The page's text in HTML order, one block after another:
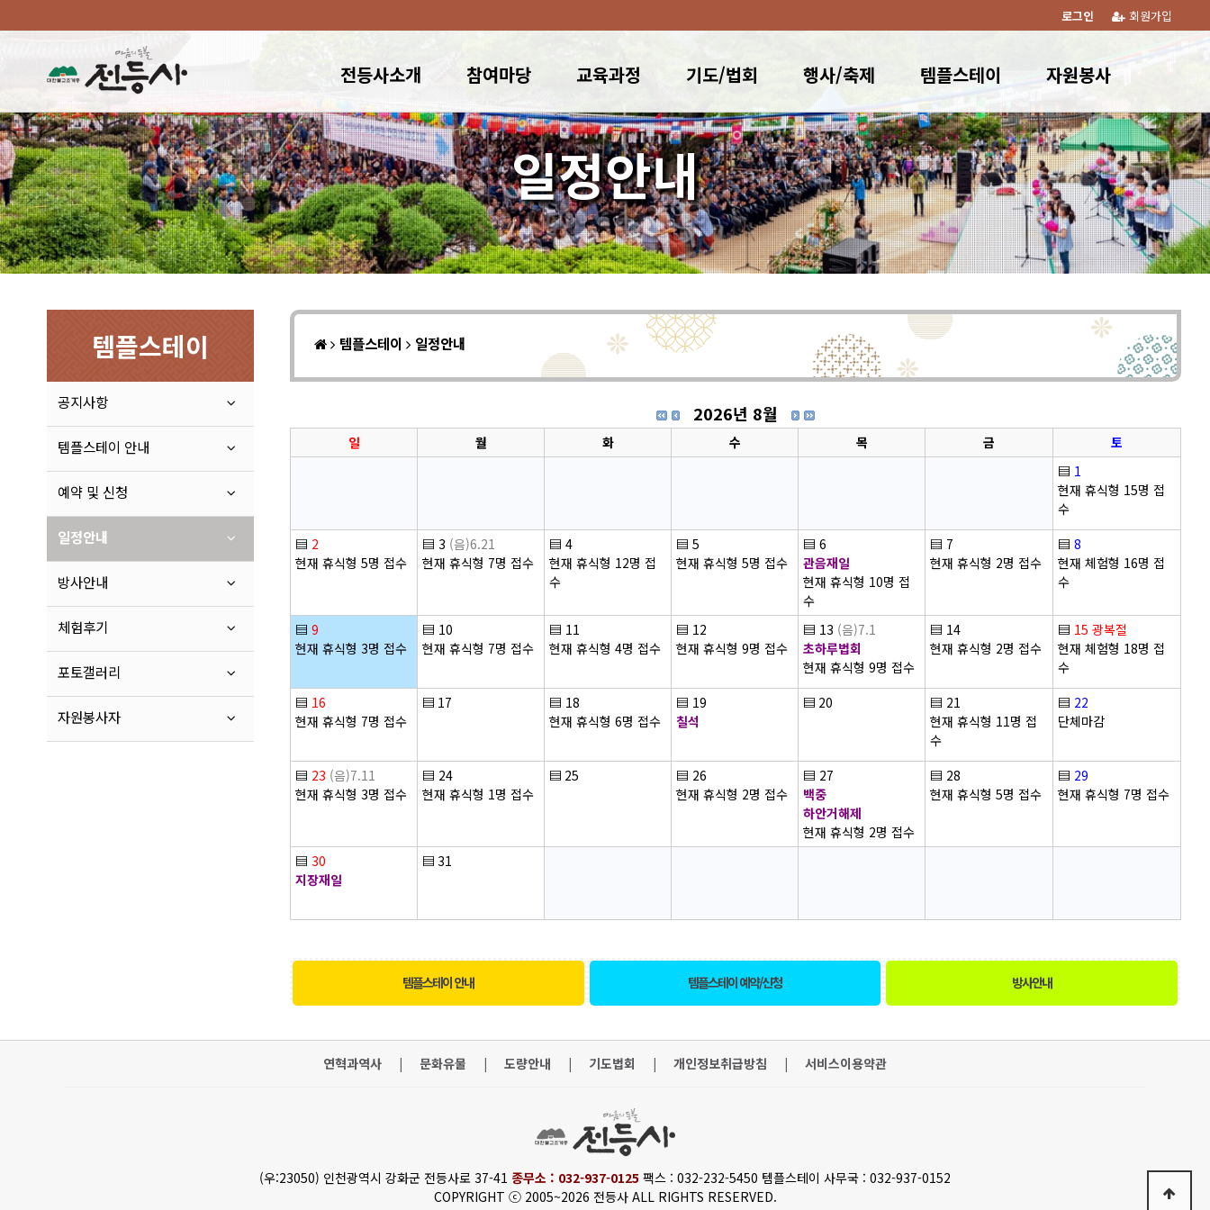
회원가입
로그인
전등사소개 참여마당 교육과정 기도/법회 행사/축제 템플스테이 자원봉사
일정안내
템플스테이
공지사항
템플스테이 안내
예약 및 신청
일정안내
방사안내
체험후기
포토갤러리
자원봉사자
템플스테이 일정안내
2026년 8월
일 월 화 수 목 금
토
▤ 1
현재 휴식형 15명 접
수
▤ 2
현재 휴식형 5명 접수
▤ 3 (음)6.21
현재 휴식형 7명 접수
▤ 4
현재 휴식형 12명 접
수
▤ 5
현재 휴식형 5명 접수
▤ 6
관음재일
현재 휴식형 10명 접
수
▤ 7
현재 휴식형 2명 접수
▤ 8
현재 체험형 16명 접
수
▤ 9
현재 휴식형 3명 접수
▤ 10
현재 휴식형 7명 접수
▤ 11
현재 휴식형 4명 접수
▤ 12
현재 휴식형 9명 접수
▤ 13 (음)7.1
초하루법회
현재 휴식형 9명 접수
▤ 14
현재 휴식형 2명 접수
▤ 15 광복절
현재 체험형 18명 접
수
▤ 16
현재 휴식형 7명 접수
▤ 17 ▤ 18
현재 휴식형 6명 접수
▤ 19
칠석
▤ 20 ▤ 21
현재 휴식형 11명 접
수
▤ 22
단체마감
▤ 23 (음)7.11
현재 휴식형 3명 접수
▤ 24
현재 휴식형 1명 접수
▤ 25 ▤ 26
현재 휴식형 2명 접수
▤ 27
백중
하안거해제
현재 휴식형 2명 접수
▤ 28
현재 휴식형 5명 접수
▤ 29
현재 휴식형 7명 접수
▤ 30
지장재일
▤ 31
템플스테이 안내 템플스테이 예약/신청 방사안내
연혁과역사 | 문화유물 | 도량안내 | 기도법회 | 개인정보취급방침 | 서비스이용약관
(우:23050) 인천광역시 강화군 전등사로 37-41 종무소 : 032-937-0125 팩스 : 032-232-5450 템플스테이 사무국 : 032-937-0152
COPYRIGHT ⓒ 2005~2026 전등사 ALL RIGHTS RESERVED.